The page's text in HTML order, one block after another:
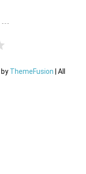
by ThemeFusion | All